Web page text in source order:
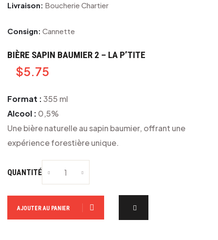
Livraison: Boucherie Chartier
Consign: Cannette
BIÈRE SAPIN BAUMIER 2 – LA P’TITE
$5.75
Format :355 ml
Alcool : 0,5%
Une bière naturelle au sapin baumier, offrant une
expérience forestière unique.
QUANTITÉ
AJOUTER AU PANIER